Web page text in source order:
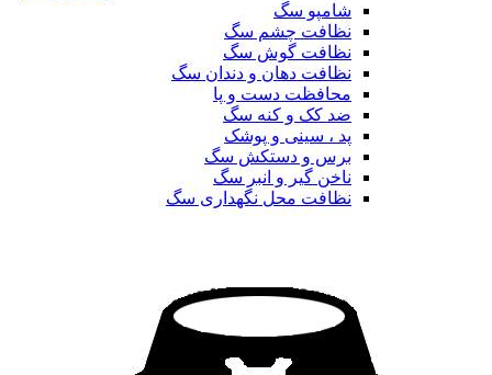
شامپو سگ
نظافت چشم سگ
نظافت گوش سگ
نظافت دهان و دندان سگ
محافظت دست و پا
ضد کک و کنه سگ
پد ، سینی و پوشک
برس و دستکش سگ
ناخن گیر و انبر سگ
نظافت محل نگهداری سگ